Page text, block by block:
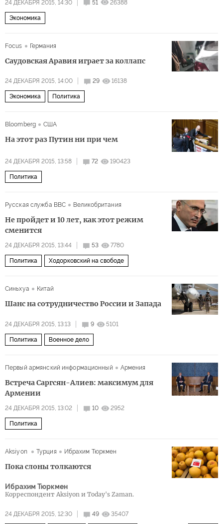
24 ДЕКАБРЯ 2015, 14:30 51 26388
Экономика
Focus Германия
Саудовская Аравия играет за коллапс
24 ДЕКАБРЯ 2015, 14:00 29 16138
Экономика Политика
Bloomberg США
На этот раз Путин ни при чем
24 ДЕКАБРЯ 2015, 13:58 72 190423
Политика
Русская служба BBC Великобритания
Не пройдет и 10 лет, как этот режим
сменится
24 ДЕКАБРЯ 2015, 13:44 53 7780
Политика Ходорковский на свободе
Синьхуа Китай
Шанс на сотрудничество России и Запада
24 ДЕКАБРЯ 2015, 13:13 9 5101
Политика Военное дело
Первый армянский информационный Армения
Встреча Саргсян-Алиев: максимум для
Армении
24 ДЕКАБРЯ 2015, 13:02 10 2952
Политика
Aksiyon Турция Ибрахим Тюркмен
Пока слоны толкаются
Ибрахим Тюркмен
Корреспондент Aksiyon и Today's Zaman.
24 ДЕКАБРЯ 2015, 12:30 49 35407